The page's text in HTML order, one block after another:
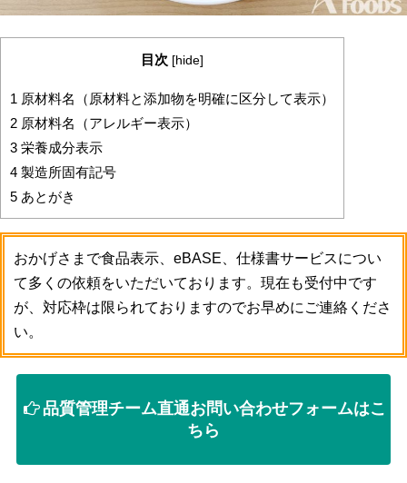
目次 [hide]
1 原材料名（原材料と添加物を明確に区分して表示）
2 原材料名（アレルギー表示）
3 栄養成分表示
4 製造所固有記号
5 あとがき
おかげさまで食品表示、eBASE、仕様書サービスについ
て多くの依頼をいただいております。現在も受付中です
が、対応枠は限られておりますのでお早めにご連絡くださ
い。
品質管理チーム直通お問い合わせフォームはこ
ちら